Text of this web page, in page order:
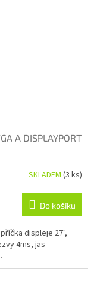
A DISPLAYPORT
SKLADEM(3 ks)
Do košíku
displeje 27",
4ms, jas